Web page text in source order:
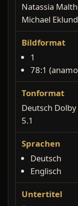
Natassia
Michael Eklund
Bildformat
1
78:1
Tonformat
Deutsch
5.1
Sprachen
Deutsch
Englisch
Untertitel